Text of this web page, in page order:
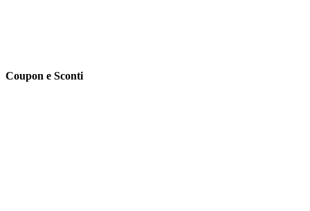
Coupon e Sconti